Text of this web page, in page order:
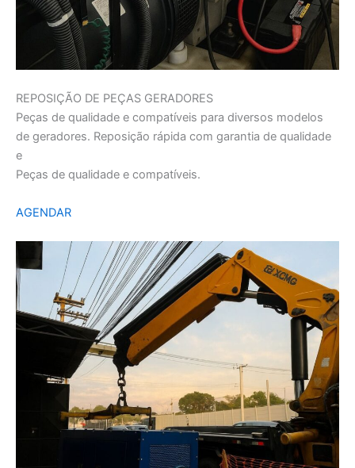
REPOSIÇÃO DE PEÇAS GERADORES
Peças de qualidade e compatíveis para diversos modelos
de geradores. Reposição rápida com garantia de qualidade
e
Peças de qualidade e compatíveis.
AGENDAR